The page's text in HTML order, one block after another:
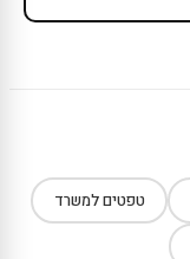
טפטים למשרד